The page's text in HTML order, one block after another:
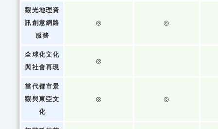
觀光地理資
訊創意網路
服務
◎ ◎
全球化文化
與社會再現
◎
當代都市景
觀與東亞文
化
◎ ◎